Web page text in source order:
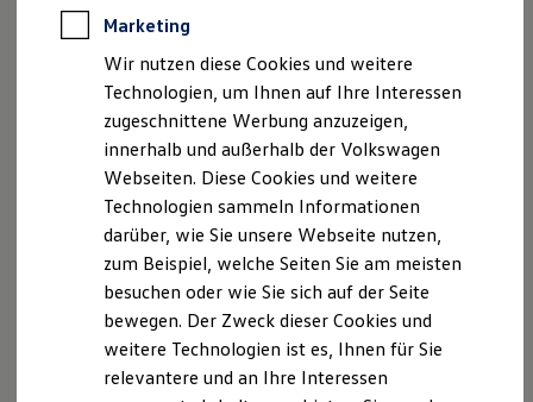
Rekuperation
Laden unterwegs
Laden Zuhause
Ladestationen finden
Ladezeitensimulator
Batterie
Sicherheit
Nachhaltigkeit
Technologie
Kosten und Kauf
Verbrauchskosten
Kaufoptionen
E-Auto-Förderung
Software und Konnektivität
Die ID. Software 6
ID. Software Versionen und Updates
Front Assist
Der Notbremsassistent „Front Assist“ mit Fußgänger- und
Radfahrererkennung kann Sie vor potenziellen Unfällen mit
anderen Verkehrsteilnehmern warnen und falls erforderlich,
automatisch für Sie notbremsen.
1
Marketing
Wir nutzen diese Cookies und weitere
Technologien, um Ihnen auf Ihre Interessen
zugeschnittene Werbung anzuzeigen,
innerhalb und außerhalb der Volkswagen
Webseiten. Diese Cookies und weitere
Technologien sammeln Informationen
darüber, wie Sie unsere Webseite nutzen,
zum Beispiel, welche Seiten Sie am meisten
besuchen oder wie Sie sich auf der Seite
bewegen. Der Zweck dieser Cookies und
weitere Technologien ist es, Ihnen für Sie
relevantere und an Ihre Interessen